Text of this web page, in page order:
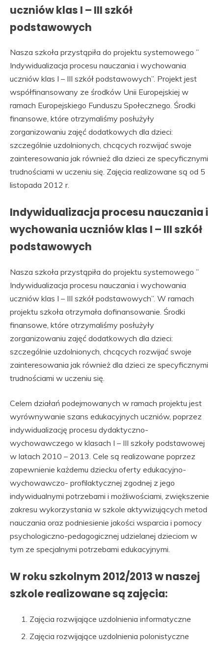
uczniów klas I – III szkół
podstawowych
Nasza szkoła przystąpiła do projektu systemowego ”
Indywidualizacja procesu nauczania i wychowania
uczniów klas I – III szkół podstawowych”. Projekt jest
współfinansowany ze środków Unii Europejskiej w
ramach Europejskiego Funduszu Społecznego. Środki
finansowe, które otrzymaliśmy posłużyły
zorganizowaniu zajęć dodatkowych dla dzieci:
szczególnie uzdolnionych, chcących rozwijać swoje
zainteresowania jak również dla dzieci ze specyficznymi
trudnościami w uczeniu się. Zajęcia realizowane są od 5
listopada 2012 r.
Indywidualizacja procesu nauczania i
wychowania uczniów klas I – III szkół
podstawowych
Nasza szkoła przystąpiła do projektu systemowego ”
Indywidualizacja procesu nauczania i wychowania
uczniów klas I – III szkół podstawowych”. W ramach
projektu szkoła otrzymała dofinansowanie. Środki
finansowe, które otrzymaliśmy posłużyły
zorganizowaniu zajęć dodatkowych dla dzieci:
szczególnie uzdolnionych, chcących rozwijać swoje
zainteresowania jak również dla dzieci ze specyficznymi
trudnościami w uczeniu się.
Celem działań podejmowanych w ramach projektu jest
wyrównywanie szans edukacyjnych uczniów, poprzez
indywidualizację procesu dydaktyczno-
wychowawczego w klasach I – III szkoły podstawowej
w latach 2010 – 2013. Cele są realizowane poprzez
zapewnienie każdemu dziecku oferty edukacyjno-
wychowawczo- profilaktycznej zgodnej z jego
indywidualnymi potrzebami i możliwościami, zwiększenie
zakresu wykorzystania w szkole aktywizujących metod
nauczania oraz podniesienie jakości wsparcia i pomocy
psychologiczno-pedagogicznej udzielanej dzieciom w
tym ze specjalnymi potrzebami edukacyjnymi.
W roku szkolnym 2012/2013 w naszej
szkole realizowane są zajęcia:
Zajęcia rozwijające uzdolnienia informatyczne
Zajęcia rozwijające uzdolnienia polonistyczne